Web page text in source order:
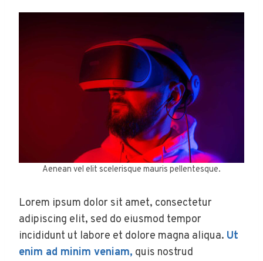
Aenean vel elit scelerisque mauris pellentesque.
Lorem ipsum dolor sit amet, consectetur
adipiscing elit, sed do eiusmod tempor
incididunt ut labore et dolore magna aliqua. Ut
enim ad minim veniam, quis nostrud